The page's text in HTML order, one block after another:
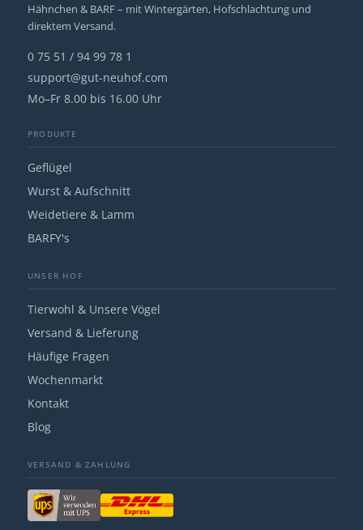
Hähnchen & BARF – mit Wintergärten, Hofschlachtung und
direktem Versand.
0 75 51 / 94 99 78 1
support@gut-neuhof.com
Mo–Fr 8.00 bis 16.00 Uhr
PRODUKTE
Geflügel
Wurst & Aufschnitt
Weidetiere & Lamm
BARFY's
UNSER HOF
Tierwohl & Unsere Vögel
Versand & Lieferung
Häufige Fragen
Wochenmarkt
Kontakt
Blog
VERSAND & ZAHLUNG